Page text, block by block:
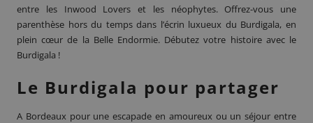
entre les Inwood Lovers et les néophytes. Offrez-vous une
parenthèse hors du temps dans l’écrin luxueux du Burdigala, en
plein cœur de la Belle Endormie. Débutez votre histoire avec le
Burdigala !
Le Burdigala pour partager
A Bordeaux pour une escapade en amoureux ou un séjour entre